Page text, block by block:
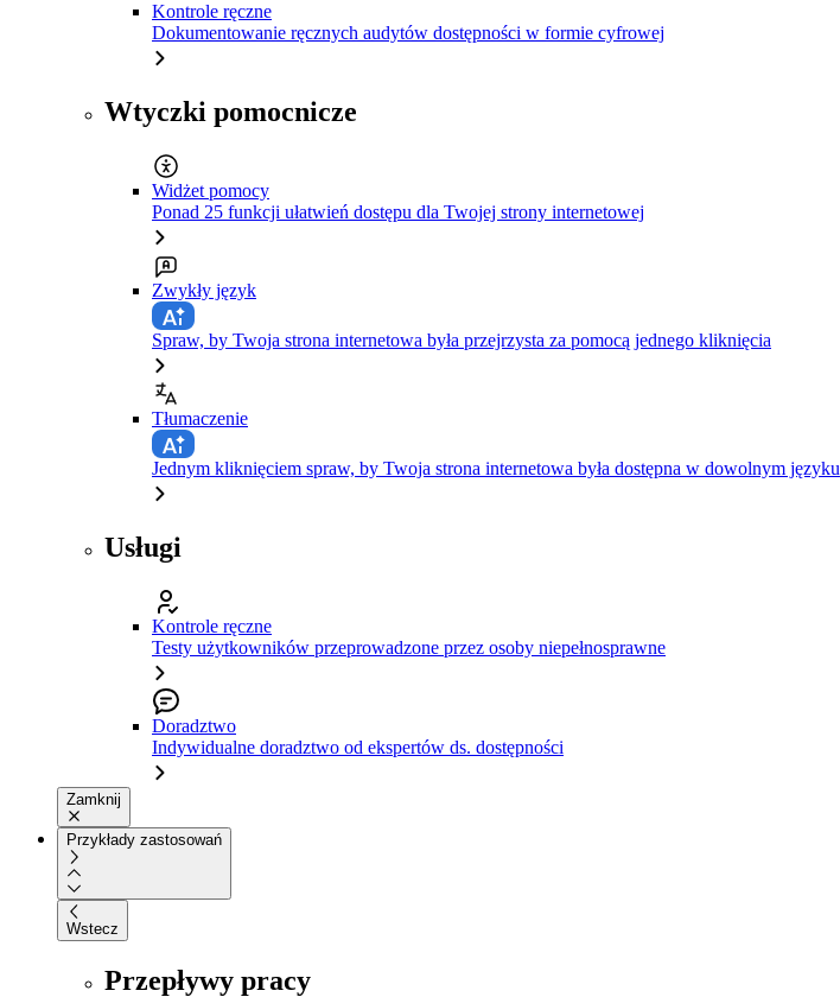
Kontrole ręczne
Dokumentowanie ręcznych audytów dostępności w formie cyfrowej
Wtyczki pomocnicze
Widżet pomocy
Ponad 25 funkcji ułatwień dostępu dla Twojej strony internetowej
Zwykły język
Spraw, by Twoja strona internetowa była przejrzysta za pomocą jednego kliknięcia
Tłumaczenie
Jednym kliknięciem spraw, by Twoja strona internetowa była dostępna w dowolnym języku
Usługi
Kontrole ręczne
Testy użytkowników przeprowadzone przez osoby niepełnosprawne
Doradztwo
Indywidualne doradztwo od ekspertów ds. dostępności
Zamknij
Przykłady zastosowań
Wstecz
Przepływy pracy